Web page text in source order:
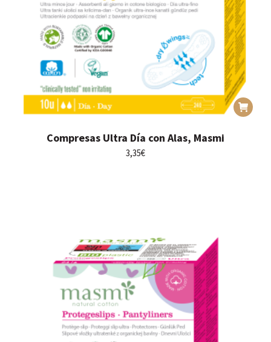
Compresas Ultra Día con Alas, Masmi
3,35€